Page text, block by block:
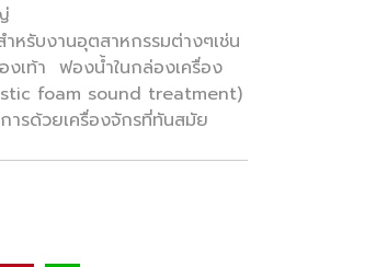
รับงานอุตสาหกรรมต่างๆเช่น
งเท้า ฟองน้ำในกล่องเครื่อง
foam sound treatment)
รด้วยเครื่องจักรที่ทันสมัย